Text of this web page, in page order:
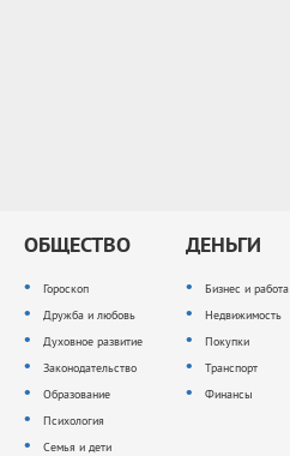
ОБЩЕСТВО
Гороскоп
Дружба и любовь
Духовное развитие
Законодательство
Образование
Психология
Семья и дети
ДЕНЬГИ
Бизнес и работа
Недвижимость
Покупки
Транспорт
Финансы